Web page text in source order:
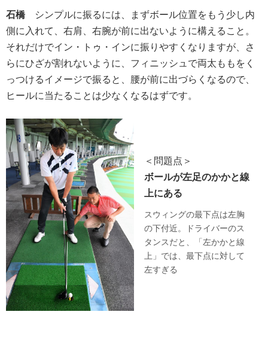
石橋 シンプルに振るには、まずボール位置をもう少し内
側に入れて、右肩、右腕が前に出ないように構えること。
それだけでイン・トゥ・インに振りやすくなりますが、さ
らにひざが割れないように、フィニッシュで両太ももをく
っつけるイメージで振ると、腰が前に出づらくなるので、
ヒールに当たることは少なくなるはずです。
＜問題点＞
ボールが左足のかかと線
上にある
スウィングの最下点は左胸
の下付近。ドライバーのス
タンスだと、「左かかと線
上」では、最下点に対して
左すぎる